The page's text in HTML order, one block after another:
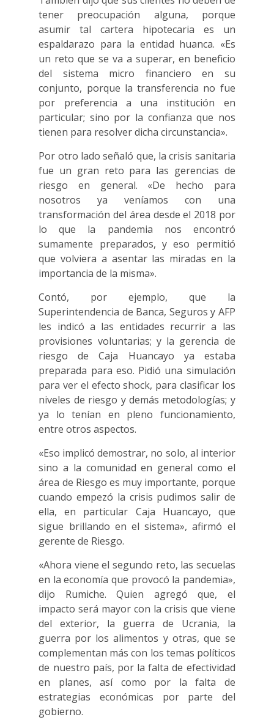
tener preocupación alguna, porque
asumir tal cartera hipotecaria es un
espaldarazo para la entidad huanca. «Es
un reto que se va a superar, en beneficio
del sistema micro financiero en su
conjunto, porque la transferencia no fue
por preferencia a una institución en
particular; sino por la confianza que nos
tienen para resolver dicha circunstancia».
Por otro lado señaló que, la crisis sanitaria
fue un gran reto para las gerencias de
riesgo en general. «De hecho para
nosotros ya veníamos con una
transformación del área desde el 2018 por
lo que la pandemia nos encontró
sumamente preparados, y eso permitió
que volviera a asentar las miradas en la
importancia de la misma».
Contó, por ejemplo, que la
Superintendencia de Banca, Seguros y AFP
les indicó a las entidades recurrir a las
provisiones voluntarias; y la gerencia de
riesgo de Caja Huancayo ya estaba
preparada para eso. Pidió una simulación
para ver el efecto shock, para clasificar los
niveles de riesgo y demás metodologías; y
ya lo tenían en pleno funcionamiento,
entre otros aspectos.
«Eso implicó demostrar, no solo, al interior
sino a la comunidad en general como el
área de Riesgo es muy importante, porque
cuando empezó la crisis pudimos salir de
ella, en particular Caja Huancayo, que
sigue brillando en el sistema», afirmó el
gerente de Riesgo.
«Ahora viene el segundo reto, las secuelas
en la economía que provocó la pandemia»,
dijo Rumiche. Quien agregó que, el
impacto será mayor con la crisis que viene
del exterior, la guerra de Ucrania, la
guerra por los alimentos y otras, que se
complementan más con los temas políticos
de nuestro país, por la falta de efectividad
en planes, así como por la falta de
estrategias económicas por parte del
gobierno.